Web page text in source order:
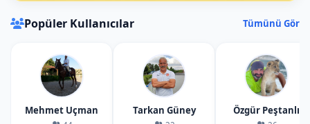
evlenme-teklifi #evlenme-teklifi
#cappadocia #cappadocia-marriage-
proposal #Sunrise #balloons #marry-me
#cappadocia-marry-me #balayi-tatili
Popüler Kullanıcılar Tümünü Gör
Mehmet Uçman Tarkan Güney Özgür Peştanlı